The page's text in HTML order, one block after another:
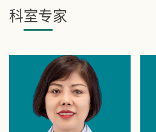
科室专家